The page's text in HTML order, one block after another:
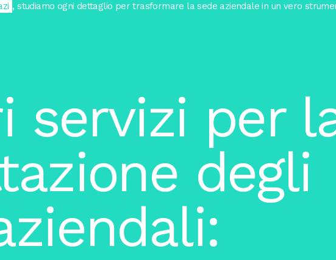
, studiamo ogni dettaglio per trasformare la sede aziendale in un vero
servizi per
degli